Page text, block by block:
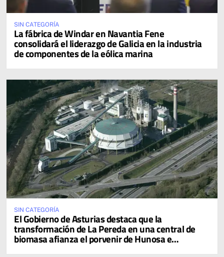
SIN CATEGORÍA
La fábrica de Windar en Navantia Fene
consolidará el liderazgo de Galicia en la industria
de componentes de la eólica marina
SIN CATEGORÍA
El Gobierno de Asturias destaca que la
transformación de La Pereda en una central de
biomasa afianza el porvenir de Hunosa e
impulsará la reactivación de las cuencas